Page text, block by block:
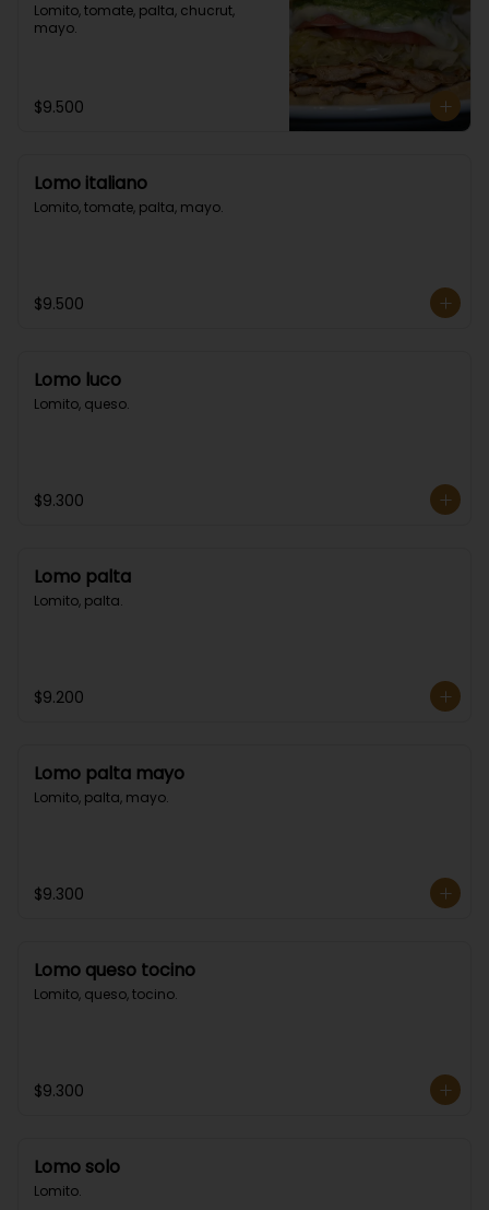
Lomito, tomate, palta, chucrut,
mayo.
$9.500
Lomo italiano
Lomito, tomate, palta, mayo.
$9.500
Lomo luco
Lomito, queso.
$9.300
Lomo palta
Lomito, palta.
$9.200
Lomo palta mayo
Lomito, palta, mayo.
$9.300
Lomo queso tocino
Lomito, queso, tocino.
$9.300
Lomo solo
Lomito.